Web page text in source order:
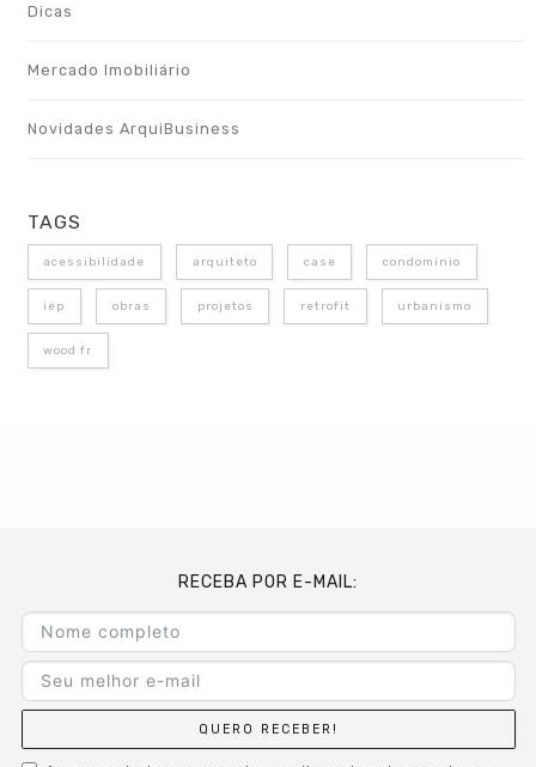
Dicas
Mercado Imobiliário
Novidades ArquiBusiness
TAGS
acessibilidade arquiteto case condomínio
iep obras projetos retrofit urbanismo
wood fr
RECEBA POR E-MAIL:
QUERO RECEBER!